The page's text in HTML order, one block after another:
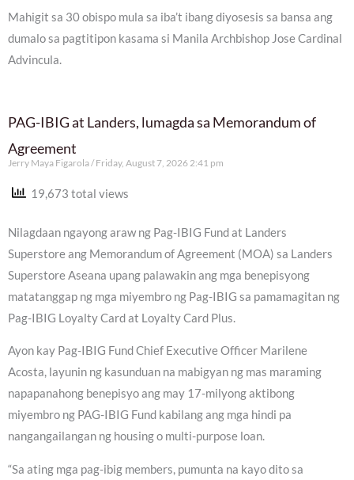
Mahigit sa 30 obispo mula sa iba’t ibang diyosesis sa bansa ang
dumalo sa pagtitipon kasama si Manila Archbishop Jose Cardinal
Advincula.
PAG-IBIG at Landers, lumagda sa Memorandum of
Agreement
Jerry Maya Figarola Friday, August 7, 2026 2:41 pm
19,673 total views
Nilagdaan ngayong araw ng Pag-IBIG Fund at Landers
Superstore ang Memorandum of Agreement (MOA) sa Landers
Superstore Aseana upang palawakin ang mga benepisyong
matatanggap ng mga miyembro ng Pag-IBIG sa pamamagitan ng
Pag-IBIG Loyalty Card at Loyalty Card Plus.
Ayon kay Pag-IBIG Fund Chief Executive Officer Marilene
Acosta, layunin ng kasunduan na mabigyan ng mas maraming
napapanahong benepisyo ang may 17-milyong aktibong
miyembro ng PAG-IBIG Fund kabilang ang mga hindi pa
nangangailangan ng housing o multi-purpose loan.
“Sa ating mga pag-ibig members, pumunta na kayo dito sa